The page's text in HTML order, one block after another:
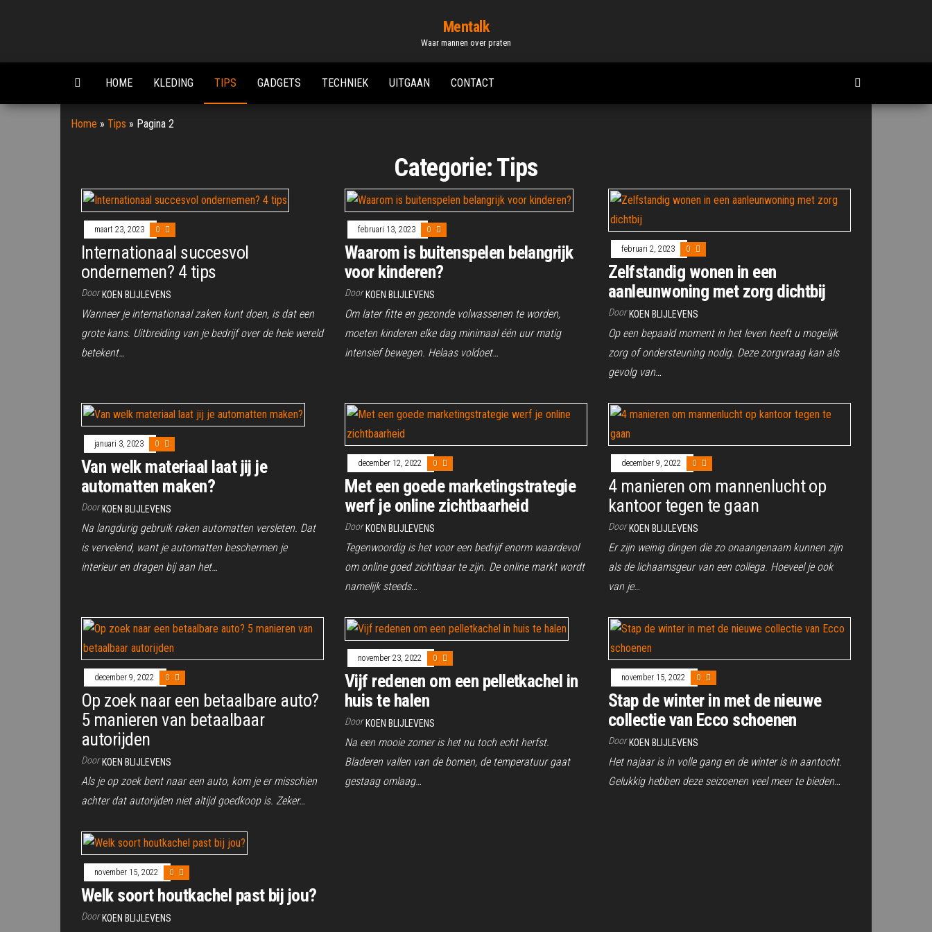
inhoud
Mentalk
Waar mannen over praten
HOME KLEDING TIPS GADGETS TECHNIEK UITGAAN CONTACT
Home » Tips » Pagina 2
Categorie:Tips
maart 23, 2023 0
Internationaal succesvol
ondernemen? 4 tips
Door KOEN BLIJLEVENS
Wanneer je internationaal zaken kunt doen, is dat een
grote kans. Uitbreiding van je bedrijf over de hele wereld
betekent…
februari 13, 2023 0
Waarom is buitenspelen belangrijk
voor kinderen?
Door KOEN BLIJLEVENS
Om later fitte en gezonde volwassenen te worden,
moeten kinderen elke dag minimaal één uur matig
intensief bewegen. Helaas voldoet…
februari 2, 2023 0
Zelfstandig wonen in een
aanleunwoning met zorg dichtbij
Door KOEN BLIJLEVENS
Op een bepaald moment in het leven heeft u mogelijk
zorg of ondersteuning nodig. Deze zorgvraag kan als
gevolg van…
januari 3, 2023 0
Van welk materiaal laat jij je
automatten maken?
Door KOEN BLIJLEVENS
Na langdurig gebruik raken automatten versleten. Dat
is vervelend, want je automatten beschermen je
interieur en dragen bij aan het…
december 12, 2022 0
Met een goede marketingstrategie
werf je online zichtbaarheid
Door KOEN BLIJLEVENS
Tegenwoordig is het voor een bedrijf enorm waardevol
om online goed zichtbaar te zijn. De online markt wordt
namelijk steeds…
december 9, 2022 0
4 manieren om mannenlucht op
kantoor tegen te gaan
Door KOEN BLIJLEVENS
Er zijn weinig dingen die zo onaangenaam kunnen zijn
als de lichaamsgeur van een collega. Hoeveel je ook
van je…
december 9, 2022 0
Op zoek naar een betaalbare auto?
5 manieren van betaalbaar
autorijden
Door KOEN BLIJLEVENS
Als je op zoek bent naar een auto, kom je er misschien
achter dat autorijden niet altijd goedkoop is. Zeker…
november 23, 2022 0
Vijf redenen om een pelletkachel in
huis te halen
Door KOEN BLIJLEVENS
Na een mooie zomer is het nu toch echt herfst.
Bladeren vallen van de bomen, de temperatuur gaat
gestaag omlaag…
november 15, 2022 0
Stap de winter in met de nieuwe
collectie van Ecco schoenen
Door KOEN BLIJLEVENS
Het najaar is in volle gang en de winter is in aantocht.
Gelukkig hebben deze seizoenen veel meer te bieden…
november 15, 2022 0
Welk soort houtkachel past bij jou?
Door KOEN BLIJLEVENS